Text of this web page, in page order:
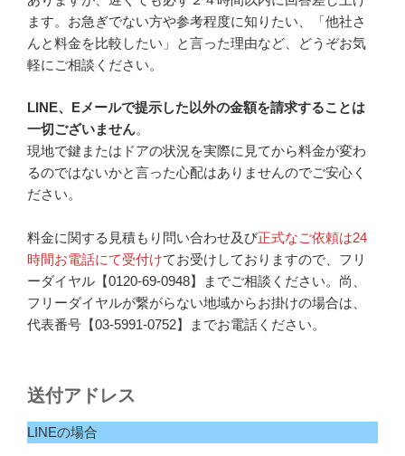
ます。お急ぎでない方や参考程度に知りたい、「他社さ
んと料金を比較したい」と言った理由など、どうぞお気
軽にご相談ください。
LINE、Eメールで提示した以外の金額を請求することは
一切ございません。
現地で鍵またはドアの状況を実際に見てから料金が変わ
るのではないかと言った心配はありませんのでご安心く
ださい。
料金に関する見積もり問い合わせ及び正式なご依頼は24
時間お電話にて受付けてお受けしておりますので、フリ
ーダイヤル【0120-69-0948】までご相談ください。尚、
フリーダイヤルが繋がらない地域からお掛けの場合は、
代表番号【03-5991-0752】までお電話ください。
送付アドレス
LINEの場合